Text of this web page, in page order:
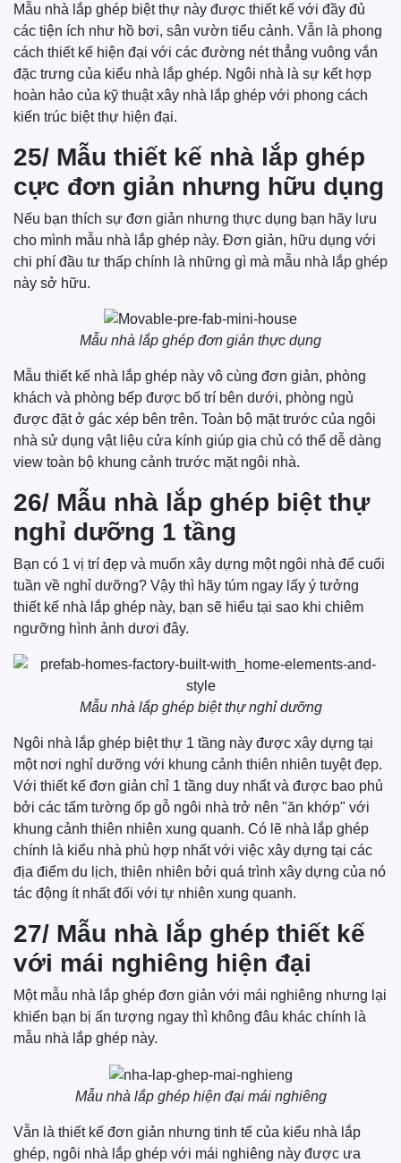
Mẫu nhà lắp ghép biệt thự này được thiết kế với đầy đủ
các tiện ích như hồ bơi, sân vườn tiểu cảnh. Vẫn là phong
cách thiết kế hiện đại với các đường nét thẳng vuông vắn
đặc trưng của kiểu nhà lắp ghép. Ngôi nhà là sự kết hợp
hoàn hảo của kỹ thuật xây nhà lắp ghép với phong cách
kiến trúc biệt thự hiện đại.
25/ Mẫu thiết kế nhà lắp ghép
cực đơn giản nhưng hữu dụng
Nếu bạn thích sự đơn giản nhưng thực dụng bạn hãy lưu
cho mình mẫu nhà lắp ghép này. Đơn giản, hữu dụng với
chi phí đầu tư thấp chính là những gì mà mẫu nhà lắp ghép
này sở hữu.
Mẫu nhà lắp ghép đơn giản thực dụng
Mẫu thiết kế nhà lắp ghép này vô cùng đơn giản, phòng
khách và phòng bếp được bố trí bên dưới, phòng ngủ
được đặt ở gác xép bên trên. Toàn bộ mặt trước của ngôi
nhà sử dụng vật liệu cửa kính giúp gia chủ có thể dễ dàng
view toàn bộ khung cảnh trước mặt ngôi nhà.
26/ Mẫu nhà lắp ghép biệt thự
nghỉ dưỡng 1 tầng
Bạn có 1 vị trí đẹp và muốn xây dựng một ngôi nhà để cuối
tuần về nghỉ dưỡng? Vậy thì hãy túm ngay lấy ý tưởng
thiết kế nhà lắp ghép này, bạn sẽ hiểu tại sao khi chiêm
ngưỡng hình ảnh dươi đây.
Mẫu nhà lắp ghép biệt thự nghỉ dưỡng
Ngôi nhà lắp ghép biệt thự 1 tầng này được xây dựng tại
một nơi nghỉ dưỡng với khung cảnh thiên nhiên tuyệt đẹp.
Với thiết kế đơn giản chỉ 1 tầng duy nhất và được bao phủ
bởi các tấm tường ốp gỗ ngôi nhà trở nên "ăn khớp" với
khung cảnh thiên nhiên xung quanh. Có lẽ nhà lắp ghép
chính là kiểu nhà phù hợp nhất với việc xây dựng tại các
địa điểm du lịch, thiên nhiên bởi quá trình xây dựng của nó
tác động ít nhất đối với tự nhiên xung quanh.
27/ Mẫu nhà lắp ghép thiết kế
với mái nghiêng hiện đại
Một mẫu nhà lắp ghép đơn giản với mái nghiêng nhưng lại
khiến bạn bị ấn tượng ngay thì không đâu khác chính là
mẫu nhà lắp ghép này.
Mẫu nhà lắp ghép hiện đại mái nghiêng
Vẫn là thiết kế đơn giản nhưng tinh tế của kiểu nhà lắp
ghép, ngôi nhà lắp ghép với mái nghiêng này được ưa